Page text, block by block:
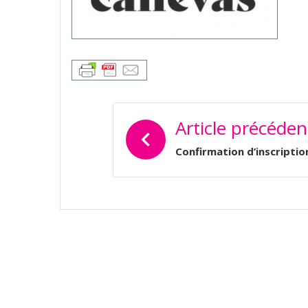
NAVIGATION
DE
L’ARTICLE
Article
Confirmation